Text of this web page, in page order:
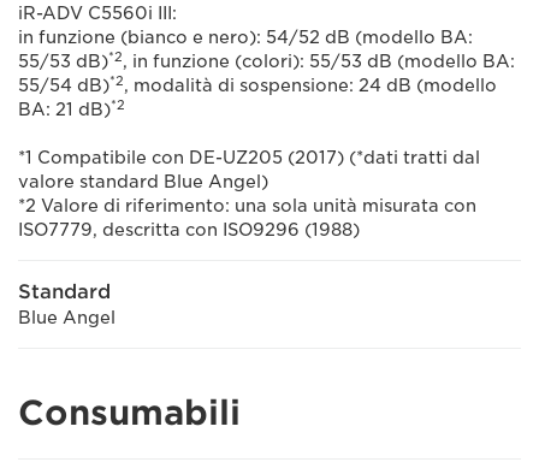
iR-ADV C5560i III:
in funzione (bianco e nero): 54/52 dB (modello BA:
55/53 dB)*2, in funzione (colori): 55/53 dB (modello BA:
55/54 dB)*2, modalità di sospensione: 24 dB (modello
BA: 21 dB)*2
*1 Compatibile con DE-UZ205 (2017) (*dati tratti dal
valore standard Blue Angel)
*2 Valore di riferimento: una sola unità misurata con
ISO7779, descritta con ISO9296 (1988)
Standard
Blue Angel
Consumabili